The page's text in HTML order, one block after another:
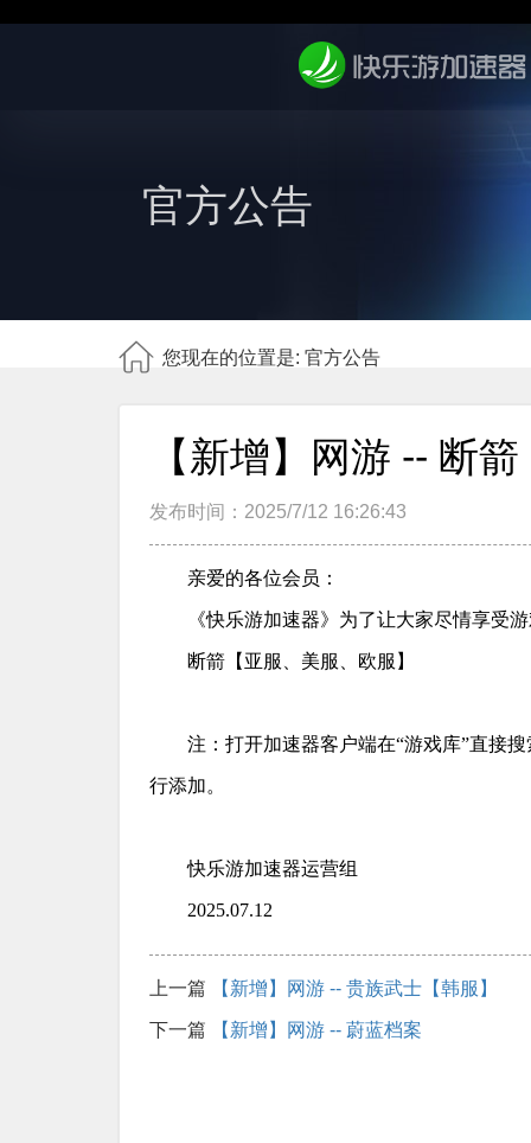
官方公告
您现在的位置是: 官方公告
【新增】网游 -- 断箭
发布时间：2025/7/12 16:26:43
亲爱的各位会员：
《快乐游加速器》为了让大家尽情享受
断箭【亚服、美服、欧服】
注：打开加速器客户端在“游戏库”直接
行添加。
快乐游加速器运营组
2025.07.12
上一篇 【新增】网游 -- 贵族武士【韩服】
下一篇 【新增】网游 -- 蔚蓝档案